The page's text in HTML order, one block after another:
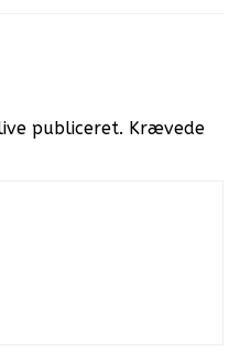
publiceret. Krævede